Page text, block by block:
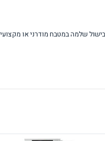
שלמה במטבח מודרני או